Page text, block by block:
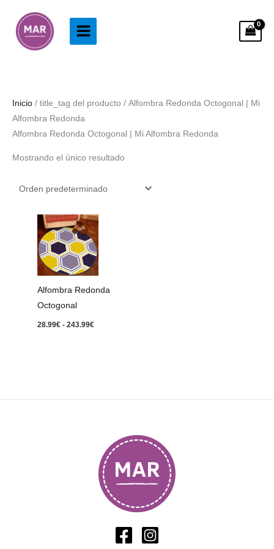
contenido
Inicio / title_tag del producto / Alfombra Redonda Octogonal | Mi
Alfombra Redonda
Alfombra Redonda Octogonal | Mi Alfombra Redonda
Mostrando el único resultado
Alfombra Redonda
Octogonal
28.99€ - 243.99€
Rango
de
precios:
desde
28.99€
hasta
243.99€